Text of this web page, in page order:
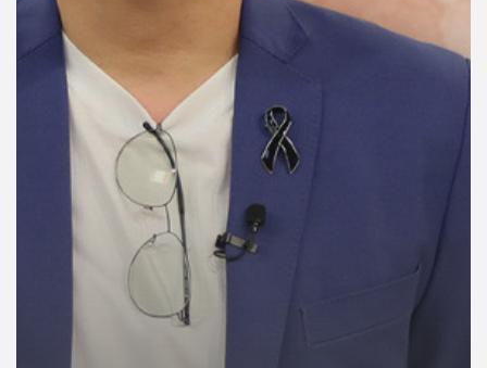
กิจกรรม